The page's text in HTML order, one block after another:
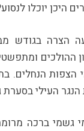
היכן יוכלו
הצרה בגודש
ההולכים
הנחלים.
הנגר העילי
גשמי ברכה